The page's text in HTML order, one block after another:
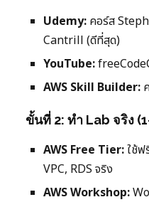
Udemy: คอร์ส
Cantrill (ดีที่สุด)
YouTube:
AWS Skill Builder:
ขั้นที่ 2: ทำ Lab จริง
AWS Free Tier:ใช้ฟ
VPC, RDS จริง
AWS Workshop: